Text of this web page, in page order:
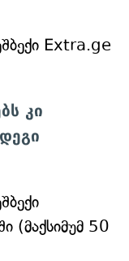
Extra.ge
კი
(მაქსიმუმ 50